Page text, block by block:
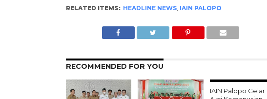
RELATED ITEMS: HEADLINE NEWS, IAIN PALOPO
RECOMMENDED FOR YOU
IAIN Palopo Gelar